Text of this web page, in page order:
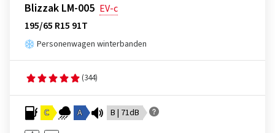
Blizzak LM-005 EV-c
195/65 R15 91T
Personenwagen winterbanden
(344)
C A B | 71dB